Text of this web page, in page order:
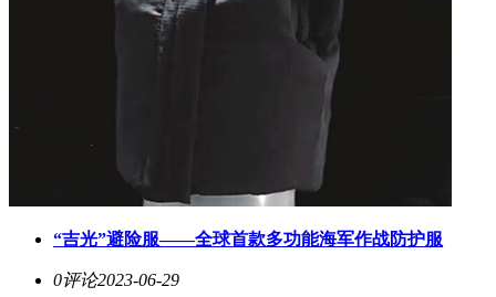
“吉光”避险服——全球首款多功能海军作战防护服
0评论2023-06-29